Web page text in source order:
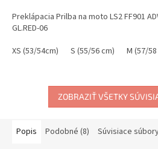
Preklápacia Prilba na moto LS2 FF901
GL.RED-06
XS (53/54cm)
S (55/56 cm) M (57/
ZOBRAZIŤ VŠETKY
Popis Podobné (8) Súvisiace